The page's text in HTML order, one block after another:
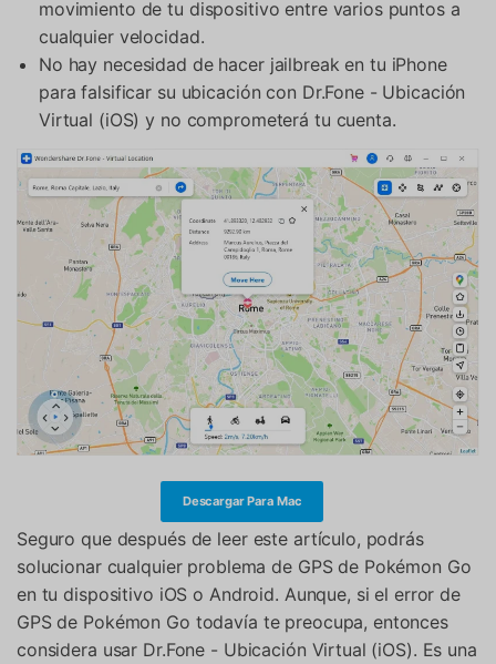
movimiento de tu dispositivo entre varios puntos a
cualquier velocidad.
No hay necesidad de hacer jailbreak en tu iPhone
para falsificar su ubicación con Dr.Fone - Ubicación
Virtual (iOS) y no comprometerá tu cuenta.
Descargar Para Mac
Seguro que después de leer este artículo, podrás
solucionar cualquier problema de GPS de Pokémon Go
en tu dispositivo iOS o Android. Aunque, si el error de
GPS de Pokémon Go todavía te preocupa, entonces
considera usar Dr.Fone - Ubicación Virtual (iOS). Es una